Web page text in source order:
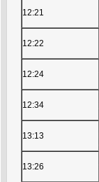
12:21
12:22
12:24
12:34
13:13
13:26